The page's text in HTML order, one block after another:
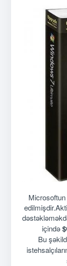
Microsoftun
içində
Bu